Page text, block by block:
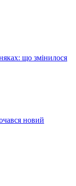
що змінилося
новий